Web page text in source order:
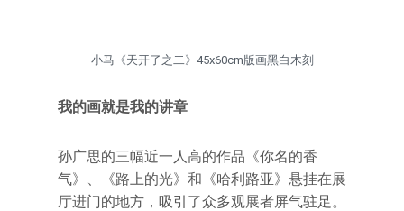
小马《天开了之二》45x60cm版画黑白木刻
我的画就是我的讲章
孙广思的三幅近一人高的作品《你名的香
气》、《路上的光》和《哈利路亚》悬挂在展
厅进门的地方，吸引了众多观展者屏气驻足。